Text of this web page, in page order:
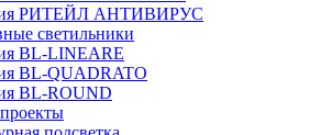
РИТЕЙЛ АНТИВИРУС
светильники
BL-LINEARE
BL-QUADRATO
BL-ROUND